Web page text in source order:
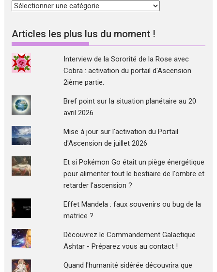
Classement
sujets
Articles les plus lus du moment !
Interview de la Sororité de la Rose avec
Cobra : activation du portail d'Ascension
2ième partie.
Bref point sur la situation planétaire au 20
avril 2026
Mise à jour sur l'activation du Portail
d'Ascension de juillet 2026
Et si Pokémon Go était un piège énergétique
pour alimenter tout le bestiaire de l'ombre et
retarder l'ascension ?
Effet Mandela : faux souvenirs ou bug de la
matrice ?
Découvrez le Commandement Galactique
Ashtar - Préparez vous au contact !
Quand l'humanité sidérée découvrira que